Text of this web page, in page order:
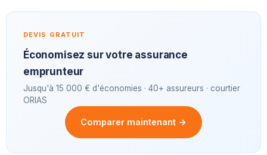
DEVIS GRATUIT
Économisez sur votre assurance
emprunteur
Jusqu'à 15 000 € d'économies · 40+ assureurs · courtier
ORIAS
Comparer maintenant →